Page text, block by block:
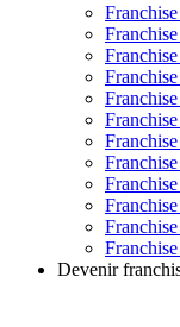
Franchise
Franchise
Franchise
Franchise
Franchise
Franchise
Franchise
Franchise
Franchise
Franchise
Franchise
Franchise
Devenir